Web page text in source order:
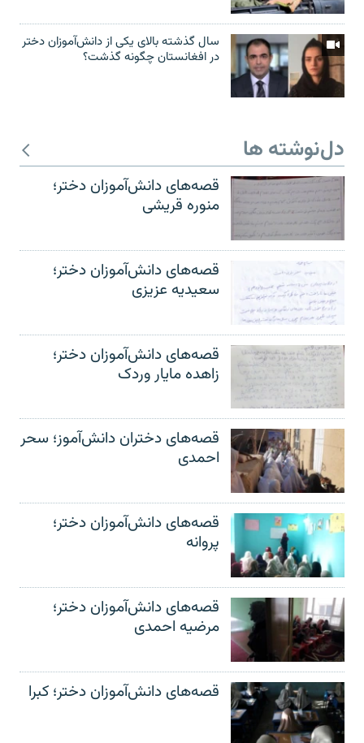
سال گذشته بالای یکی از دانش‌آموزان دختر
در افغانستان چگونه گذشت؟
دل‌نوشته ها
قصه‌های دانش‌آموزان دختر؛
منوره قریشی
قصه‌های دانش‌آموزان دختر؛
سعیدیه عزیزی
قصه‌های دانش‌آموزان دختر؛
زاهده مایار وردک
قصه‌های دختران دانش‌آموز؛ سحر
احمدی
قصه‌های دانش‌آموزان دختر؛
پروانه
قصه‌های دانش‌آموزان دختر؛
مرضیه احمدی
قصه‌های دانش‌آموزان دختر؛ کبرا